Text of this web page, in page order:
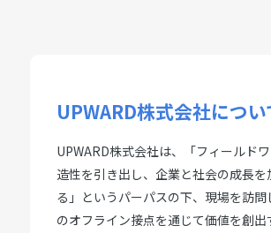
UPWARD株式会社につい
UPWARD株式会社は、「フィールド
造性を引き出し、企業と社会の成長を
る」というパーパスの下、現場を訪問
のオフライン接点を通じて価値を創出